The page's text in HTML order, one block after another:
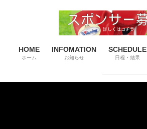
HOME
ホーム
INFOMATION
お知らせ
SCHEDULE
日程・結果